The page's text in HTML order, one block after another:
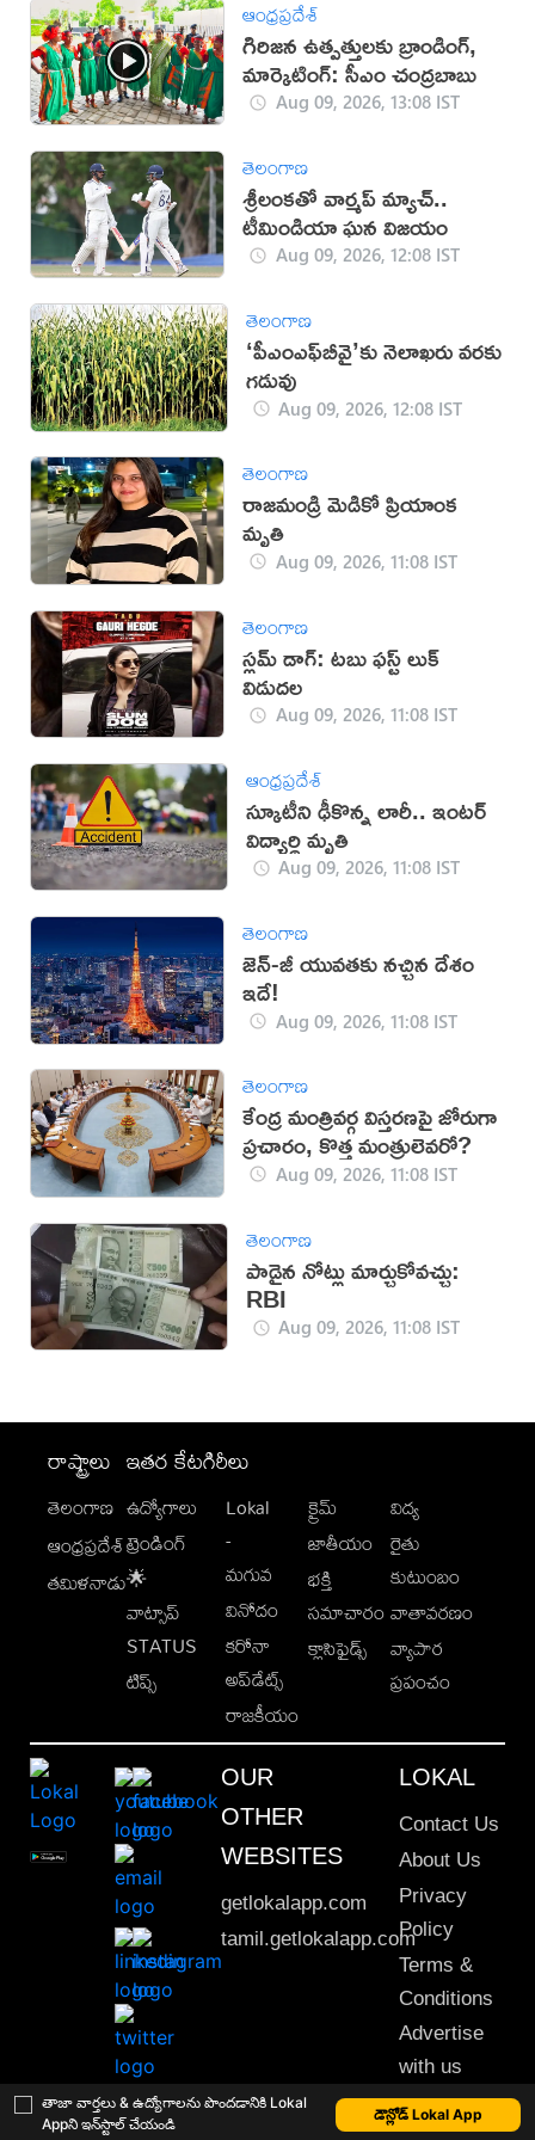
తాజా వార్తలు & ఉద్యోగాలను పొందడానికి Lokal
Appని ఇన్‌స్టాల్ చేయండి
డౌన్లోడ్ Lokal App
ఆంధ్రప్రదేశ్
గిరిజన ఉత్పత్తులకు బ్రాండింగ్,
మార్కెటింగ్: సీఎం చంద్రబాబు
Aug 09, 2026, 13:08 IST
తెలంగాణ
శ్రీలంకతో వార్మప్‌ మ్యాచ్..
టీమిండియా ఘన విజయం
Aug 09, 2026, 12:08 IST
తెలంగాణ
‘పీఎంఎఫ్‌బీవై’కు నెలాఖరు వరకు
గడువు
Aug 09, 2026, 12:08 IST
తెలంగాణ
రాజమండ్రి మెడికో ప్రియాంక
మృతి
Aug 09, 2026, 11:08 IST
తెలంగాణ
స్లమ్ డాగ్: టబు ఫస్ట్ లుక్
విడుదల
Aug 09, 2026, 11:08 IST
ఆంధ్రప్రదేశ్
స్కూటీని ఢీకొన్న లారీ.. ఇంటర్‌
విద్యార్థి మృతి
Aug 09, 2026, 11:08 IST
తెలంగాణ
జెన్-జీ యువతకు నచ్చిన దేశం
ఇదే!
Aug 09, 2026, 11:08 IST
తెలంగాణ
కేంద్ర మంత్రివర్గ విస్తరణపై జోరుగా
ప్రచారం, కొత్త మంత్రులెవరో?
Aug 09, 2026, 11:08 IST
తెలంగాణ
పాడైన నోట్లు మార్చుకోవచ్చు:
RBI
Aug 09, 2026, 11:08 IST
రాష్ట్రాలు
తెలంగాణ
ఆంధ్రప్రదేశ్
తమిళనాడు
ఇతర కేటగిరీలు
ఉద్యోగాలు
ట్రెండింగ్
🌟
వాట్సాప్
STATUS
టిప్స్
Lokal
-
మగువ
వినోదం
కరోనా
అప్‌డేట్స్
రాజకీయం
క్రైమ్
జాతీయం
భక్తి
సమాచారం
క్లాసిఫైడ్స్
విద్య
రైతు
కుటుంబం
వాతావరణం
వ్యాపార
ప్రపంచం
OUR
OTHER
WEBSITES
getlokalapp.com
tamil.getlokalapp.com
LOKAL
Contact Us
About Us
Privacy
Policy
Terms &
Conditions
Advertise
with us
Sitemap
This material may not be published, transmitted, rewritten or redistributed. © 2020 Lokal App. All rights reserved.